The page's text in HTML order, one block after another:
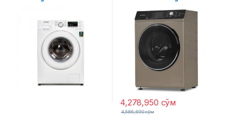
4,278,950 сўм
4,586,690сўм